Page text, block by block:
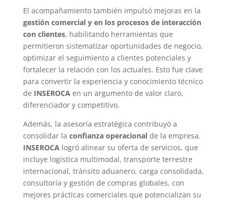
El acompañamiento también impulsó mejoras en la
gestión comercial y en los procesos de interacción
con clientes, habilitando herramientas que
permitieron sistematizar oportunidades de negocio,
optimizar el seguimiento a clientes potenciales y
fortalecer la relación con los actuales. Esto fue clave
para convertir la experiencia y conocimiento técnico
de INSEROCA en un argumento de valor claro,
diferenciador y competitivo.
Además, la asesoría estratégica contribuyó a
consolidar la confianza operacionalde la empresa.
INSEROCA logró alinear su oferta de servicios, que
incluye logística multimodal, transporte terrestre
internacional, tránsito aduanero, carga consolidada,
consultoría y gestión de compras globales, con
mejores prácticas comerciales que potencializan su